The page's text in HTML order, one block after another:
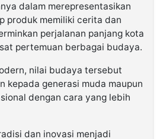
dalam merepresentasikan
produk memiliki cerita dan
perjalanan panjang kota
pertemuan berbagai budaya.
nilai budaya tersebut
kepada generasi muda maupun
dengan cara yang lebih
dan inovasi menjadi